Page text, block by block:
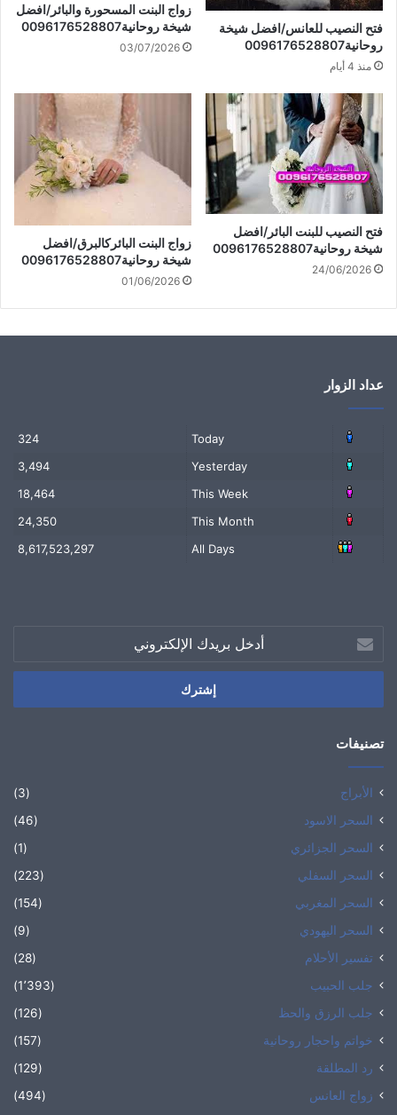
فتح النصيب للعانس/افضل شيخة
روحانية0096176528807
منذ 4 أيام
زواج البنت المسحورة والبائر/افضل
شيخة روحانية0096176528807
03/07/2026
فتح النصيب للبنت البائر/افضل
شيخة روحانية0096176528807
24/06/2026
زواج البنت البائركالبرق/افضل
شيخة روحانية0096176528807
01/06/2026
عداد الزوار
Today
324
Yesterday
3,494
This Week
18,464
This Month
24,350
All Days
8,617,523,297
بريدك
الإلكتروني
تصنيفات
الأبراج
(3)
السحر الاسود
(46)
السحر الجزائري
(1)
السحر السفلي
(223)
السحر المغربي
(154)
السحر اليهودي
(9)
تفسير الأحلام
(28)
جلب الحبيب
(1٬393)
جلب الرزق والحظ
(126)
خواتم واحجار روحانية
(157)
رد المطلقة
(129)
زواج العانس
(494)